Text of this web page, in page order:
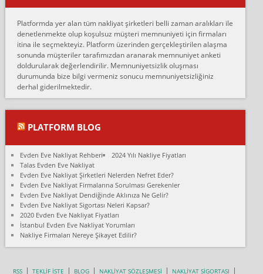
Ankara Alicanlar naklyat tel 5465524025. 2600 TL'ye ankaradan
Konya ya Alicanlar naklyat la anlaştık bu şahıs evin taşınacağı gün
fiyatın mazoto gele...
Fatih kokmese:
Diyarbakır dan eşyamı getirtmek için anlaştım sözleşme yaptım.
Son anda fiyat artırdılar.. mecburiyetten tasittim.. bu kişiler ağrılı
Ali:
olduk. Asansörlü dediler sonra uraya asansör kurulmaz dediler
fark istediler. ortada asa...
Nimet:
Ben 2021 Ağustos ilk haftası Evimi taşıdım yani İstanbul'un bir
Mahallesi'nden bir başka Mahallesi'ne yani Ümraniye bölgesinde
oturuyorum önceleri ara...
Nimet Köse:
Hancıoğlu naklyatla taşındım...
Platformda yer alan tüm nakliyat şirketleri belli zaman aralıkları ile
denetlenmekte olup koşulsuz müşteri memnuniyeti için firmaları
itina ile seçmekteyiz. Platform üzerinden gerçekleştirilen alaşma
sonunda müşteriler tarafımızdan aranarak memnuniyet anketi
doldurularak değerlendirilir. Memnuniyetsizlik oluşması
durumunda bize bilgi vermeniz sonucu memnuniyetsizliğiniz
derhal giderilmektedir.
PLATFORM BLOG
Evden Eve Nakliyat Rehberi
2024 Yılı Nakliye Fiyatları
Talas Evden Eve Nakliyat
Evden Eve Nakliyat Şirketleri Nelerden Nefret Eder?
Evden Eve Nakliyat Firmalarına Sorulması Gerekenler
Evden Eve Nakliyat Dendiğinde Aklınıza Ne Gelir?
Evden Eve Nakliyat Sigortası Neleri Kapsar?
2020 Evden Eve Nakliyat Fiyatları
İstanbul Evden Eve Nakliyat Yorumları
Nakliye Firmaları Nereye Şikayet Edilir?
RSS TEKLİF İSTE BLOG NAKLİYAT SÖZLEŞMESİ
NAKLİYAT SİGORTASI